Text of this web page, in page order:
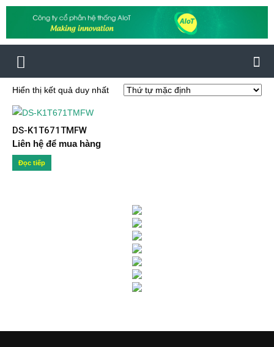
Hiển thị kết quả duy nhất
DS-K1T671TMFW
Liên hệ để mua hàng
Đọc tiếp